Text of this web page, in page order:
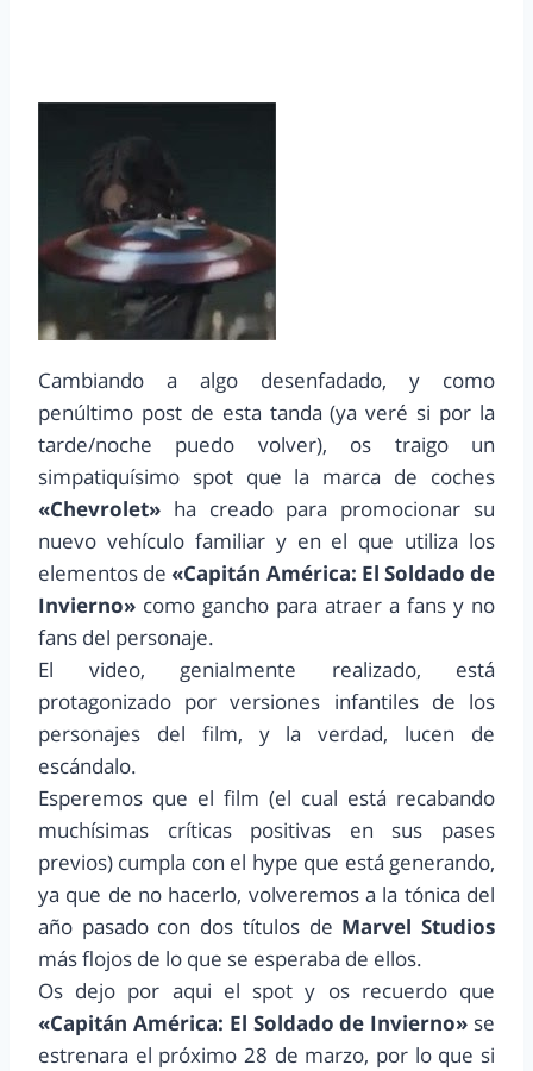
Cambiando a algo desenfadado, y como
penúltimo post de esta tanda (ya veré si por la
tarde/noche puedo volver), os traigo un
simpatiquísimo spot que la marca de coches
«Chevrolet» ha creado para promocionar su
nuevo vehículo familiar y en el que utiliza los
elementos de «Capitán América: El Soldado de
Invierno» como gancho para atraer a fans y no
fans del personaje.
El video, genialmente realizado, está
protagonizado por versiones infantiles de los
personajes del film, y la verdad, lucen de
escándalo.
Esperemos que el film (el cual está recabando
muchísimas críticas positivas en sus pases
previos) cumpla con el hype que está generando,
ya que de no hacerlo, volveremos a la tónica del
año pasado con dos títulos de Marvel Studios
más flojos de lo que se esperaba de ellos.
Os dejo por aqui el spot y os recuerdo que
«Capitán América: El Soldado de Invierno» se
estrenara el próximo 28 de marzo, por lo que si